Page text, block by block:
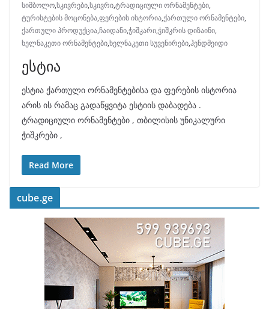
სიმბოლო,სკივრები,სკივრი,ტრადიციული ორნამენტები,
ტურისტების მოცონება,ფერების ისტორია,ქართული ორნამენტები,
ქართული პროდუქცია,ჩაიდანი,ჭიშკარი,ჭიშკრის დიზაინი,
ხელნაკეთი ორნამენტები,ხელნაკეთი სუვენირები,ჰენდმეიდი
ესტია
ესტია ქართული ორნამენტებისა და ფერების ისტორია
არის ის რამაც გადაწყვიტა ესტიის დაბადება .
ტრადიციული ორნამენტები , თბილისის უნიკალური
ჭიშკრები ,
Read More
cube.ge